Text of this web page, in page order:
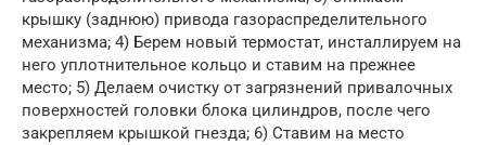
крышку (заднюю) привода газораспределительного
механизма; 4) Берем новый термостат, инсталлируем на
него уплотнительное кольцо и ставим на прежнее
место; 5) Делаем очистку от загрязнений привалочных
поверхностей головки блока цилиндров, после чего
закрепляем крышкой гнезда; 6) Ставим на место